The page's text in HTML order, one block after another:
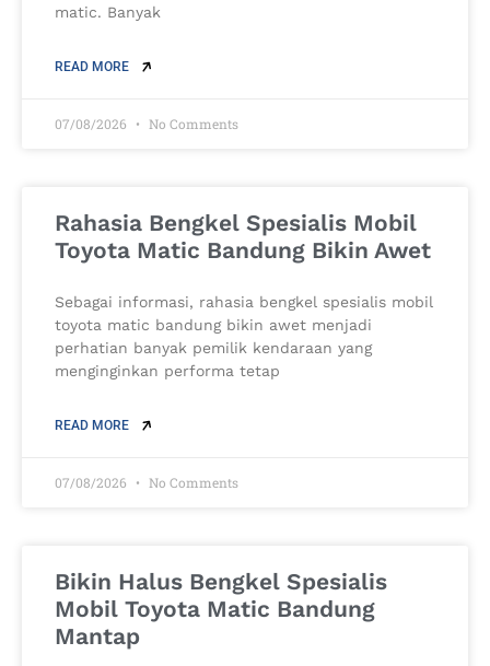
matic. Banyak
READ MORE
07/08/2026 No Comments
Rahasia Bengkel Spesialis Mobil
Toyota Matic Bandung Bikin Awet
Sebagai informasi, rahasia bengkel spesialis mobil
toyota matic bandung bikin awet menjadi
perhatian banyak pemilik kendaraan yang
menginginkan performa tetap
READ MORE
07/08/2026 No Comments
Bikin Halus Bengkel Spesialis
Mobil Toyota Matic Bandung
Mantap